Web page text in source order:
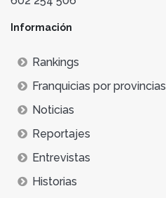
Información
Rankings
Franquicias por provincias
Noticias
Reportajes
Entrevistas
Historias